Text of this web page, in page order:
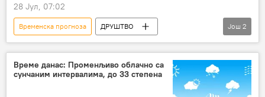
28 Јул, 07:02
Временска прогноза
ДРУШТВО
Србија – друштво
Друштво
Још 2
Време данас: Променљиво облачно са
сунчаним интервалима, до 33 степена